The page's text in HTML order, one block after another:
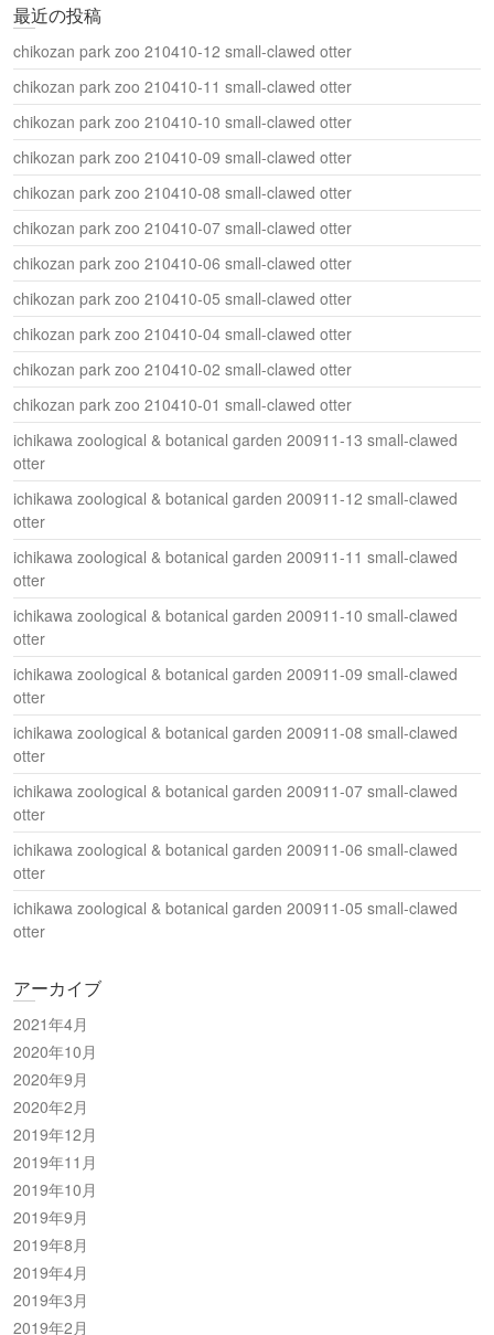
r
h
最近の投稿
chikozan park zoo 210410-12 small-clawed otter
chikozan park zoo 210410-11 small-clawed otter
chikozan park zoo 210410-10 small-clawed otter
chikozan park zoo 210410-09 small-clawed otter
chikozan park zoo 210410-08 small-clawed otter
chikozan park zoo 210410-07 small-clawed otter
chikozan park zoo 210410-06 small-clawed otter
chikozan park zoo 210410-05 small-clawed otter
chikozan park zoo 210410-04 small-clawed otter
chikozan park zoo 210410-02 small-clawed otter
chikozan park zoo 210410-01 small-clawed otter
ichikawa zoological & botanical garden 200911-13 small-clawed
otter
ichikawa zoological & botanical garden 200911-12 small-clawed
otter
ichikawa zoological & botanical garden 200911-11 small-clawed
otter
ichikawa zoological & botanical garden 200911-10 small-clawed
otter
ichikawa zoological & botanical garden 200911-09 small-clawed
otter
ichikawa zoological & botanical garden 200911-08 small-clawed
otter
ichikawa zoological & botanical garden 200911-07 small-clawed
otter
ichikawa zoological & botanical garden 200911-06 small-clawed
otter
ichikawa zoological & botanical garden 200911-05 small-clawed
otter
アーカイブ
2021年4月
2020年10月
2020年9月
2020年2月
2019年12月
2019年11月
2019年10月
2019年9月
2019年8月
2019年4月
2019年3月
2019年2月